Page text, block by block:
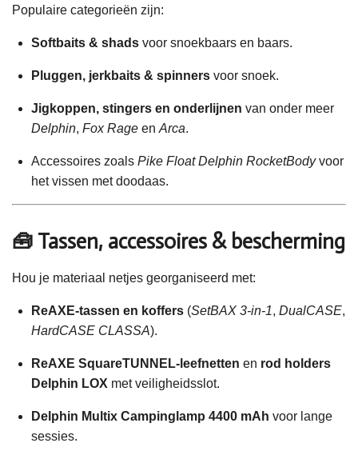
Populaire categorieën zijn:
Softbaits & shads voor snoekbaars en baars.
Pluggen, jerkbaits & spinners voor snoek.
Jigkoppen, stingers en onderlijnen van onder meer
Delphin, Fox Rage en Arca.
Accessoires zoals Pike Float Delphin RocketBodyvoor
het vissen met doodaas.
🧰 Tassen, accessoires & bescherming
Hou je materiaal netjes georganiseerd met:
ReAXE-tassen en koffers (SetBAX 3-in-1, DualCASE,
HardCASE CLASSA).
ReAXE SquareTUNNEL-leefnetten en rod holders
Delphin LOX met veiligheidsslot.
Delphin Multix Campinglamp 4400 mAh voor lange
sessies.